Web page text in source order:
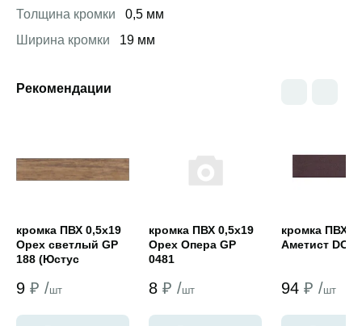
Толщина кромки
0,5 мм
Ширина кромки
19 мм
Рекомендации
кромка ПВХ 0,5х19
Орех светлый GP
188 (Юстус
9 ₽ /шт
кромка ПВХ 0,5х19
Орех Опера GP
0481
8 ₽ /шт
кромка ПВХ
Аметист
94 ₽ /шт